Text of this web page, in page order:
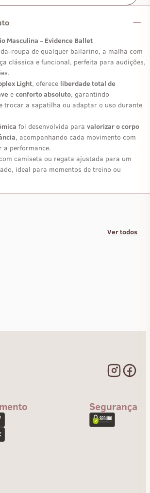
Masculina – Evidence Ballet
roupa de qualquer bailarino, a malha com
clássica e funcional, perfeita para audições,
Light, oferece liberdade total de
e conforto absoluto, garantindo
trocar a sapatilha ou adaptar o uso durante
foi desenvolvida para valorizar o corpo
, acompanhando cada movimento com
a performance.
camiseta ou regata ajustada para um
ideal para momentos de treino ou
Ver todos
Segurança